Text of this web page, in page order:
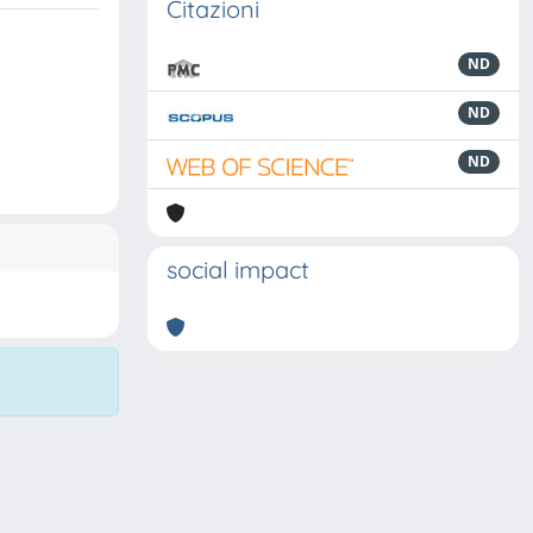
Citazioni
ND
ND
ND
social impact